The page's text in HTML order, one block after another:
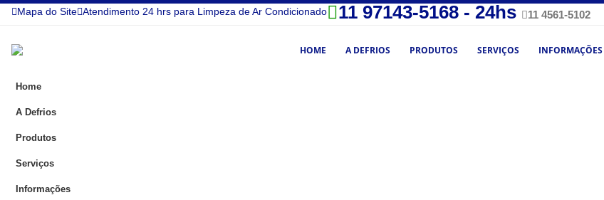
Mapa do Site Atendimento 24 hrs para Limpeza de Ar Condicionado 11 97143-5168 - 24hs 11 4561-5102
HOME A DEFRIOS PRODUTOS SERVIÇOS INFORMAÇÕES
Home
A Defrios
Produtos
Serviços
Informações